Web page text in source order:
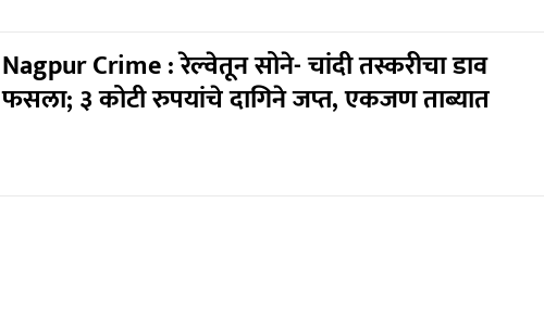
Nagpur Crime : रेल्वेतून सोने- चांदी तस्करीचा डाव
फसला; ३ कोटी रुपयांचे दागिने जप्त, एकजण ताब्यात